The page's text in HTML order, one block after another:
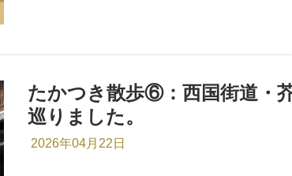
たかつき散歩⑥：西国街道・
巡りました。
2026年04月22日